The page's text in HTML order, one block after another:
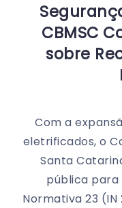
CBMSC
sobre
Com a
eletrificados, o
Santa
pública
Normativa 23